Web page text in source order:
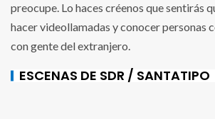
preocupe. Lo haces créenos que sentirás
hacer videollamadas y conocer personas
con gente del extranjero.
ESCENAS DE SDR / SANTATIPO